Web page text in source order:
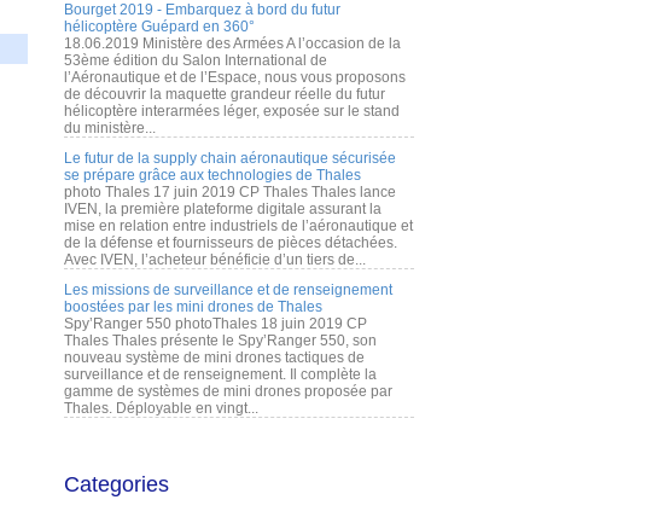
Bourget 2019 - Embarquez à bord du futur
hélicoptère Guépard en 360°
18.06.2019 Ministère des Armées A l’occasion de la
53ème édition du Salon International de
l’Aéronautique et de l’Espace, nous vous proposons
de découvrir la maquette grandeur réelle du futur
hélicoptère interarmées léger, exposée sur le stand
du ministère...
Le futur de la supply chain aéronautique sécurisée
se prépare grâce aux technologies de Thales
photo Thales 17 juin 2019 CP Thales Thales lance
IVEN, la première plateforme digitale assurant la
mise en relation entre industriels de l’aéronautique et
de la défense et fournisseurs de pièces détachées.
Avec IVEN, l’acheteur bénéficie d’un tiers de...
Les missions de surveillance et de renseignement
boostées par les mini drones de Thales
Spy’Ranger 550 photoThales 18 juin 2019 CP
Thales Thales présente le Spy’Ranger 550, son
nouveau système de mini drones tactiques de
surveillance et de renseignement. Il complète la
gamme de systèmes de mini drones proposée par
Thales. Déployable en vingt...
Categories